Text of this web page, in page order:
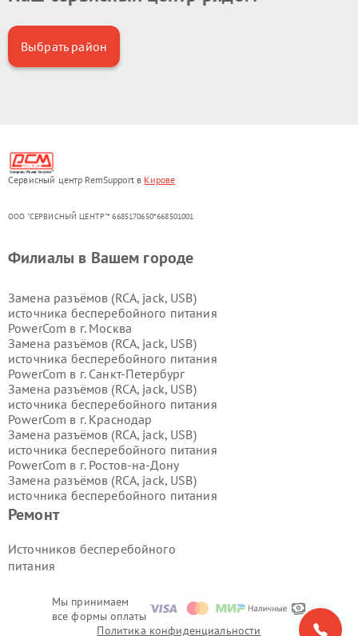
Выбрать район
Сервисный центр RemSupport в Кирове
ООО "СЕРВИСНЫЙ ЦЕНТР"* 6685170650*668501001
Мы принимаем
все формы оплаты
Ремонт
Источников бесперебойного
питания
Филиалы в Вашем городе
Замена разъёмов (RCA, jack, USB)
источника бесперебойного питания
PowerCom в г. Москва
Замена разъёмов (RCA, jack, USB)
источника бесперебойного питания
PowerCom в г. Санкт-Петербург
Замена разъёмов (RCA, jack, USB)
источника бесперебойного питания
PowerCom в г. Краснодар
Замена разъёмов (RCA, jack, USB)
источника бесперебойного питания
PowerCom в г. Ростов-на-Дону
Замена разъёмов (RCA, jack, USB)
источника бесперебойного питания
PowerCom в г.
источника бесперебойного питания
PowerCom в г.Новосибирск
Замена разъёмов (RCA, jack, USB)
PowerCom в г.Екатеринбург
Замена разъёмов (RCA, jack, USB)
источника бесперебойного питания
Политика конфиденциальности